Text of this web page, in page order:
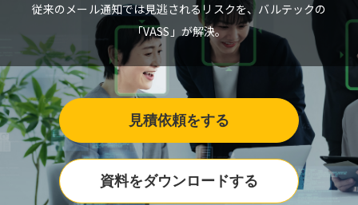
従来のメール通知では見逃されるリスクを、バルテックの
「VASS」が解決。
見積依頼をする
資料をダウンロードする